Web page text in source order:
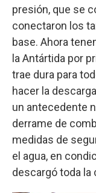
presión, que se
conectaron los
base. Ahora
la Antártida por
trae dura para
hacer la
un antecedente
derrame de
medidas de
el agua, en
descargó toda la